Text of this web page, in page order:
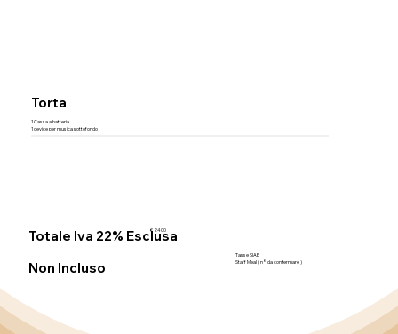
Torta
1 Cassa a batteria
1 device per musica sottofondo
Totale Iva 22% Esclusa
Non Incluso
Tasse SIAE
Staff Meal ( n° da confermare )
€ 2400